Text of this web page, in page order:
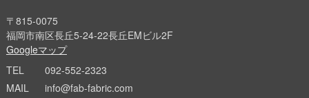
〒815-0075
福岡市南区長丘5-24-22長丘EMビル2F
Googleマップ
TEL
092-552-2323
MAIL
info@fab-fabric.com